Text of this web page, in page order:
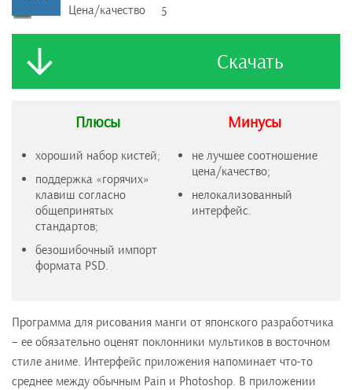
Цена/качество
5
Скачать
Плюсы
хороший набор кистей;
поддержка «горячих»
клавиш согласно
общепринятых
стандартов;
безошибочный импорт
формата PSD.
Минусы
не лучшее соотношение
цена/качество;
нелокализованный
интерфейс.
Программа для рисования манги от японского разработчика
– ее обязательно оценят поклонники мультиков в восточном
стиле аниме. Интерфейс приложения напоминает что-то
среднее между обычным Pain и Photoshop. В приложении